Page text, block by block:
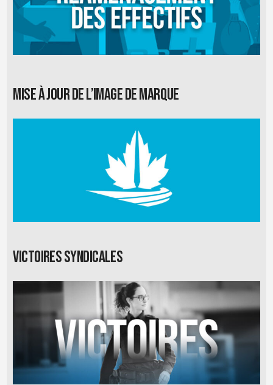
Mise à jour de l’image de marque
Victoires syndicales